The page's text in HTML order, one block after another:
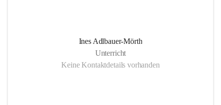
Ines Adlbauer-Mörth
Unterricht
Keine Kontaktdetails vorhanden